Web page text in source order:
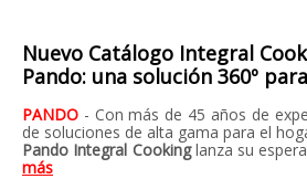
Nuevo Catálogo Integral
Pando: una solución 360º
PANDO - Con más de 45 años de
de soluciones de alta gama para el
Pando Integral Cookinglanza su
más